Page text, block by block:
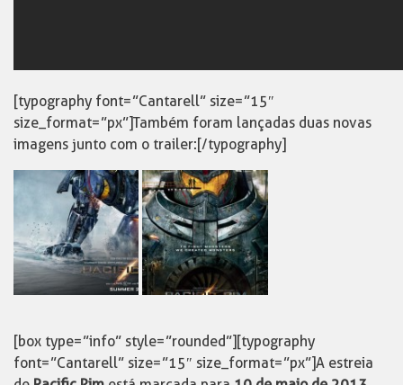
[typography font=”Cantarell” size=”15″
size_format=”px”]Também foram lançadas duas novas
imagens junto com o trailer:[/typography]
[box type=”info” style=”rounded”][typography
font=”Cantarell” size=”15″ size_format=”px”]A estreia